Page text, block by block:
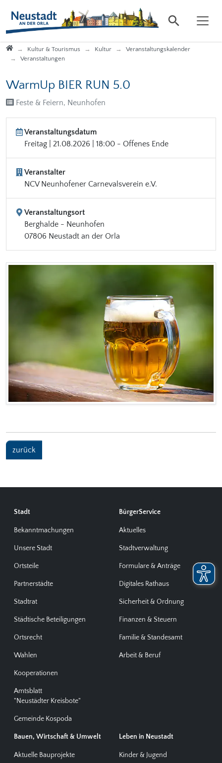
StartseiteKultur & Tourismus Kultur
Veranstaltungskalender
Veranstaltungen
WarmUp BIER RUN 5.0
Feste & Feiern, Neunhofen
Veranstaltungsdatum
Freitag | 21.08.2026 | 18:00 - Offenes Ende
Veranstalter
NCV Neunhofener Carnevalsverein e.V.
Veranstaltungsort
Berghalde - Neunhofen
07806 Neustadt an der Orla
zurück
Stadt
Bekanntmachungen
Unsere Stadt
Ortsteile
Partnerstädte
Stadtrat
Städtische Beteiligungen
Ortsrecht
Wahlen
Kooperationen
Amtsblatt
"Neustädter Kreisbote"
Gemeinde Kospoda
BürgerService
Aktuelles
Stadtverwaltung
Formulare & Anträge
Digitales Rathaus
Sicherheit & Ordnung
Finanzen & Steuern
Familie & Standesamt
Arbeit & Beruf
Bauen, Wirtschaft & Umwelt
Aktuelle Bauprojekte
Leben in Neustadt
Kinder & Jugend